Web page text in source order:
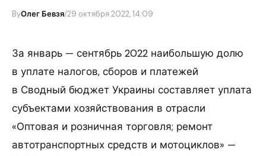
ByОлег Бевзя/29 октября 2022, 14:09
За январь — сентябрь 2022 наибольшую долю
в уплате налогов, сборов и платежей
в Сводный бюджет Украины составляет уплата
субъектами хозяйствования в отрасли
«Оптовая и розничная торговля; ремонт
автотранспортных средств и мотоциклов» —